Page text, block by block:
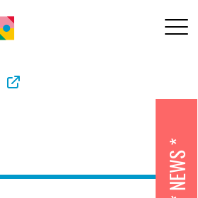
NEWS